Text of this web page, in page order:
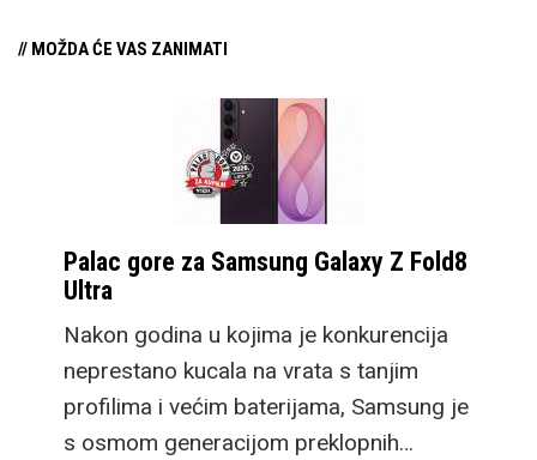
// MOŽDA ĆE VAS ZANIMATI
Palac gore za Samsung Galaxy Z Fold8
Ultra
Nakon godina u kojima je konkurencija
neprestano kucala na vrata s tanjim
profilima i većim baterijama, Samsung je
s osmom generacijom preklopnih…